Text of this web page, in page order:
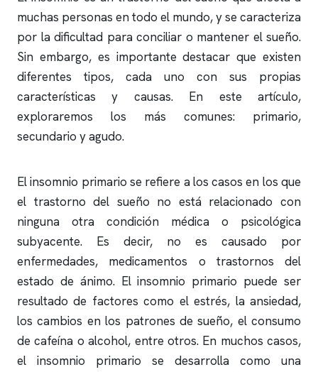
muchas personas en todo el mundo, y se caracteriza
por la dificultad para conciliar o mantener el sueño.
Sin embargo, es importante destacar que existen
diferentes tipos, cada uno con sus propias
características y causas. En este artículo,
exploraremos los más comunes: primario,
secundario y agudo.
Elinsomnio primario se refiere a los casos en los que
el trastorno del sueño no está relacionado con
ninguna otra condición médica o psicológica
subyacente. Es decir, no es causado por
enfermedades, medicamentos o trastornos del
estado de ánimo. Elinsomnio primario puede ser
resultado de factores como el estrés, la ansiedad,
los cambios en los patrones de sueño, el consumo
de cafeína o alcohol, entre otros. En muchos casos,
el insomnio primario se desarrolla como una